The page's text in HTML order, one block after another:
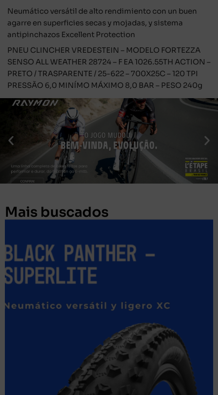
Neumático versátil de alto rendimiento con un buen
agarre en superficies secas y mojadas, y sistema
antipinchazos Excellent Protection
PNEU CLINCHER VREDESTEIN – MODELO FORTEZZA
SENSO ALL WEATHER 28724 – F EA 1026.55TH ACTION –
PRETO / TRASPARENTE / 25-622 – 700X25C – 120 TPI
PRESSÃO 6,0 MINÍMO MÁXIMO 8,0 BAR – PESO 240g
Mais buscados